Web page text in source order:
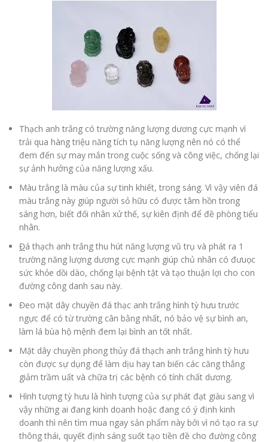
Thạch anh trắng có trường năng lượng dương cực mạnh vì
trải qua hàng triệu năng tích tụ năng lượng nên nó có thể
đem đến sự may mắn trong cuộc sống và công việc, chống lại
sự ảnh hưởng của năng lượng xấu.
Màu trắng là màu của sự tinh khiết, trong sáng. Vì vậy viên đá
màu trắng này giúp người sỏ hữu có được tâm hồn trong
sáng hơn, biết đối nhân xử thế, sự kiên định để đề phòng tiểu
nhân.
Đá thạch anh trắng thu hút năng lượng vũ trụ và phát ra 1
trường năng lượng dương cực mạnh giúp chủ nhân có đưuọc
sức khỏe dồi dào, chống lại bệnh tật và tạo thuận lợi cho con
đường công danh sau này.
Đeo mặt dây chuyền đá thạc anh trắng hình tỳ hưu trước
ngực để có từ trường cân bằng nhất, nó bảo vệ sự bình an,
làm lá bùa hộ mệnh đem lại bình an tốt nhất.
Mặt dây chuyền phong thủy đá thạch anh trắng hình tỳ hưu
còn được sự dụng để làm dịu hay tan biến các căng thẳng
giảm trầm uất và chữa trị các bệnh có tính chất dương.
Hình tượng tỳ hưu là hình tượng của sự phát đạt giàu sang vì
vậy những ai đang kinh doanh hoặc đang có ý định kinh
doanh thì nên tìm mua ngay sản phẩm này bởi vì nó tạo ra sự
thông thái, quyết định sáng suốt tạo tiền đề cho đường công